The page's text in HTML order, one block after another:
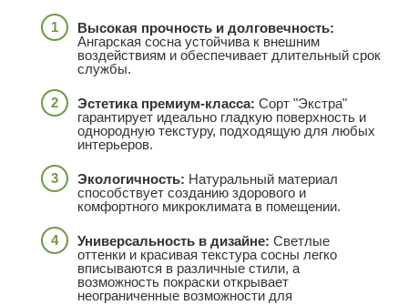
Высокая прочность и долговечность:
Ангарская сосна устойчива к внешним
воздействиям и обеспечивает длительный срок
службы.
Эстетика премиум-класса: Сорт "Экстра"
гарантирует идеально гладкую поверхность и
однородную текстуру, подходящую для любых
интерьеров.
Экологичность: Натуральный материал
способствует созданию здорового и
комфортного микроклимата в помещении.
Универсальность в дизайне: Светлые
оттенки и красивая текстура сосны легко
вписываются в различные стили, а
возможность покраски открывает
неограниченные возможности для